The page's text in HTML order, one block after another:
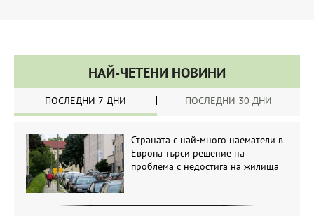
НАЙ-ЧЕТЕНИ НОВИНИ
ПОСЛЕДНИ 7 ДНИ ПОСЛЕДНИ 30 ДНИ
Страната с най-много наематели в
Европа търси решение на
проблема с недостига на жилища